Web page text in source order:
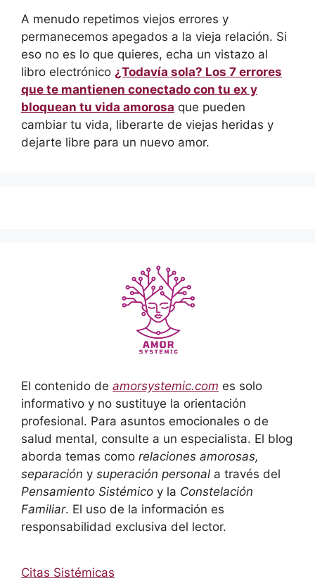
A menudo repetimos viejos errores y
permanecemos apegados a la vieja relación. Si
eso no es lo que quieres, echa un vistazo al
libro electrónico ¿Todavía sola? Los 7 errores
que te mantienen conectado con tu ex y
bloquean tu vida amorosa que pueden
cambiar tu vida, liberarte de viejas heridas y
dejarte libre para un nuevo amor.
El contenido de amorsystemic.com es solo
informativo y no sustituye la orientación
profesional. Para asuntos emocionales o de
salud mental, consulte a un especialista. El blog
aborda temas como relaciones amorosas,
separación y superación personal a través del
Pensamiento Sistémico y la Constelación
Familiar. El uso de la información es
responsabilidad exclusiva del lector.
Citas Sistémicas